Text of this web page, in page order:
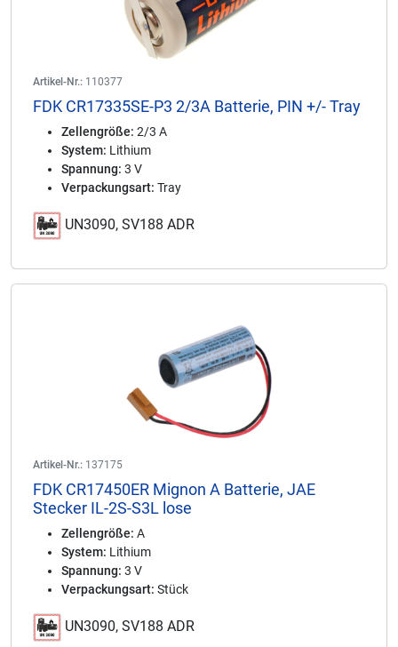
Artikel-Nr.: 110377
FDK CR17335SE-P3 2/3A Batterie, PIN +/- Tray
Zellengröße: 2/3 A
System: Lithium
Spannung: 3 V
Verpackungsart: Tray
UN3090, SV188 ADR
Artikel-Nr.: 137175
FDK CR17450ER Mignon A Batterie, JAE
Stecker IL-2S-S3L lose
Zellengröße: A
System: Lithium
Spannung: 3 V
Verpackungsart: Stück
UN3090, SV188 ADR